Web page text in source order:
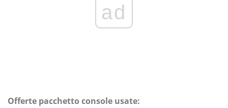
ad
Offerte pacchetto console usate: